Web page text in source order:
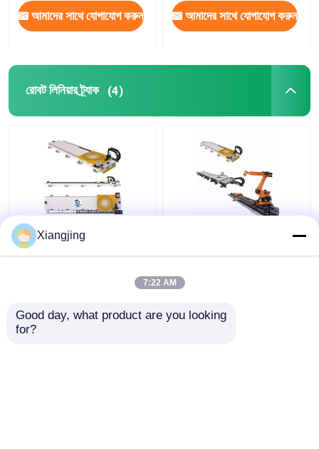
আমাদের সাথে যোগাযোগ করুন আমাদের সাথে যোগাযোগ করুন
রোবট লিনিয়ার ট্র্যাক (4)
ABB FANUC KUKA
YASKAWA রোবট আর্ম লিনিয়ার
রৈখিক ট্র্যাক
Xiangjing
7:22 AM
Good day, what product are you looking
for?